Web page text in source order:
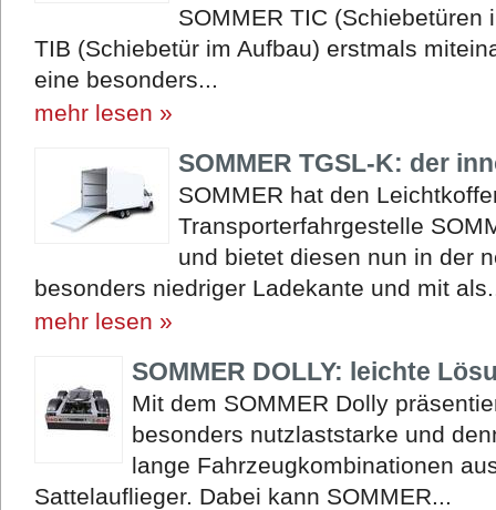
SOMMER TIC (Schiebetüren
TIB (Schiebetür im Aufbau) erstmals
eine besonders...
mehr lesen »
SOMMER TGSL-K: der
SOMMER hat den
Transporterfahrgestelle
und bietet diesen nun in der
besonders niedriger Ladekante und mit
mehr lesen »
SOMMER DOLLY: leichte
Mit dem SOMMER Dolly
besonders nutzlaststarke und
lange Fahrzeugkombinationen
Sattelauflieger. Dabei kann SOMMER...